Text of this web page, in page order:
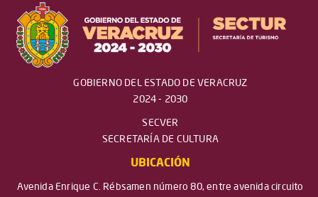
GOBIERNO DEL ESTADO DE VERACRUZ
2024 - 2030
SECVER
SECRETARÍA DE CULTURA
UBICACIÓN
Avenida Enrique C. Rébsamen número 80, entre avenida circuito